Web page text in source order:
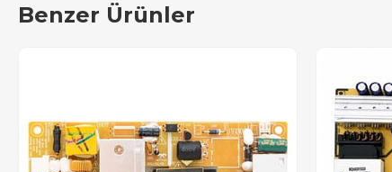
Benzer Ürünler